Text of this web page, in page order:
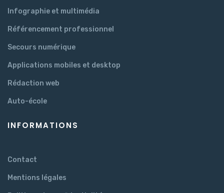
Infographie et multimédia
Référencement professionnel
Secours numérique
Applications mobiles et desktop
Rédaction web
Auto-école
INFORMATIONS
Contact
Mentions légales